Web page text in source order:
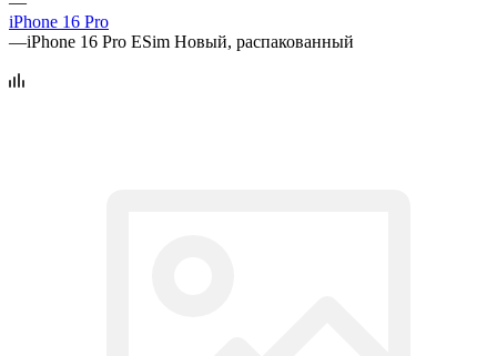
iPhone 16 Pro
—iPhone 16 Pro ESim Новый, распакованный